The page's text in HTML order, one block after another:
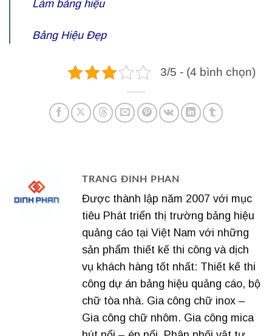
Làm bảng hiệu
Bảng Hiệu Đẹp
3/5 - (4 bình chọn)
TRANG ĐINH PHAN
Được thành lập năm 2007 với mục
tiêu Phát triển thị trường bảng hiệu
quảng cáo tại Việt Nam với những
sản phẩm thiết kế thi công và dịch
vụ khách hàng tốt nhất: Thiết kế thi
công dự án bảng hiệu quảng cáo, bộ
chữ tòa nhà. Gia công chữ inox –
Gia công chữ nhôm. Gia công mica